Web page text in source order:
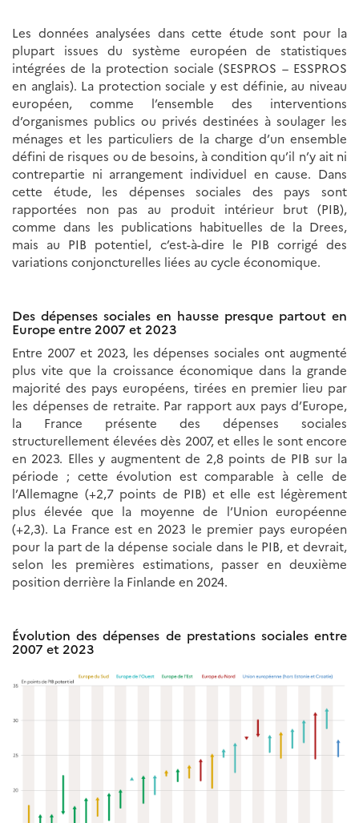
Les données analysées dans cette étude sont pour la
plupart issues du système européen de statistiques
intégrées de la protection sociale (SESPROS – ESSPROS
en anglais). La protection sociale y est définie, au niveau
européen, comme l’ensemble des interventions
d’organismes publics ou privés destinées à soulager les
ménages et les particuliers de la charge d’un ensemble
défini de risques ou de besoins, à condition qu’il n’y ait ni
contrepartie ni arrangement individuel en cause. Dans
cette étude, les dépenses sociales des pays sont
rapportées non pas au produit intérieur brut (PIB),
comme dans les publications habituelles de la Drees,
mais au PIB potentiel, c’est-à-dire le PIB corrigé des
variations conjoncturelles liées au cycle économique.
Des dépenses sociales en hausse presque partout en
Europe entre 2007 et 2023
Entre 2007 et 2023, les dépenses sociales ont augmenté
plus vite que la croissance économique dans la grande
majorité des pays européens, tirées en premier lieu par
les dépenses de retraite. Par rapport aux pays d’Europe,
la France présente des dépenses sociales
structurellement élevées dès 2007, et elles le sont encore
en 2023. Elles y augmentent de 2,8 points de PIB sur la
période ; cette évolution est comparable à celle de
l’Allemagne (+2,7 points de PIB) et elle est légèrement
plus élevée que la moyenne de l’Union européenne
(+2,3). La France est en 2023 le premier pays européen
pour la part de la dépense sociale dans le PIB, et devrait,
selon les premières estimations, passer en deuxième
position derrière la Finlande en 2024.
Évolution des dépenses de prestations sociales entre
2007 et 2023